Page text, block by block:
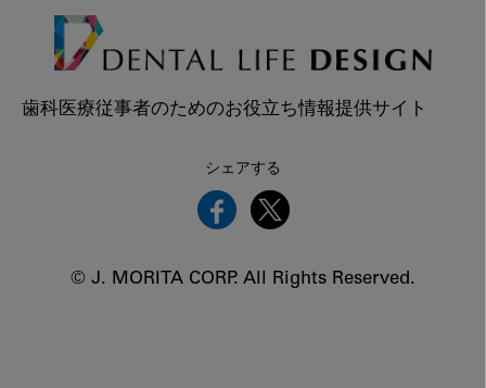
歯科医療従事者のためのお役立ち情報提供サイト
シェアする
© J. MORITA CORP. All Rights Reserved.